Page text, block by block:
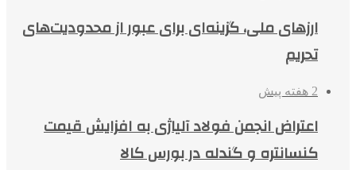
ارزهای ملی، گزینه‌ای برای عبور از محدودیت‌های
تحریم
2 هفته پیش
اعتراض انجمن فولاد آلیاژی به افزایش قیمت
کنسانتره و گندله در بورس کالا